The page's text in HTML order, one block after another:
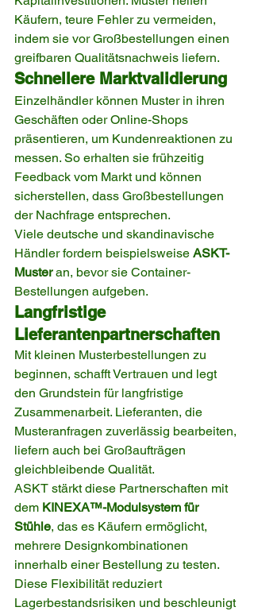
Käufern, teure Fehler zu vermeiden,
indem sie vor Großbestellungen einen
greifbaren Qualitätsnachweis liefern.
Schnellere Marktvalidierung
Einzelhändler können Muster in ihren
Geschäften oder Online-Shops
präsentieren, um Kundenreaktionen zu
messen. So erhalten sie frühzeitig
Feedback vom Markt und können
sicherstellen, dass Großbestellungen
der Nachfrage entsprechen.
Viele deutsche und skandinavische
Händler fordern beispielsweise ASKT-
Muster an, bevor sie Container-
Bestellungen aufgeben.
Langfristige
Lieferantenpartnerschaften
Mit kleinen Musterbestellungen zu
beginnen, schafft Vertrauen und legt
den Grundstein für langfristige
Zusammenarbeit. Lieferanten, die
Musteranfragen zuverlässig bearbeiten,
liefern auch bei Großaufträgen
gleichbleibende Qualität.
ASKT stärkt diese Partnerschaften mit
dem KINEXA™-Modulsystem für
Stühle, das es Käufern ermöglicht,
mehrere Designkombinationen
innerhalb einer Bestellung zu testen.
Diese Flexibilität reduziert
Lagerbestandsrisiken und beschleunigt